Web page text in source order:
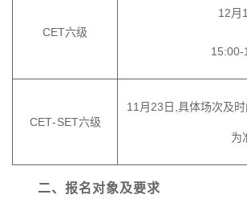
CET六级
12月
15:00-
CET-SET六级
11月23 日 ,具体场次及
为
二、 报名对象及要求